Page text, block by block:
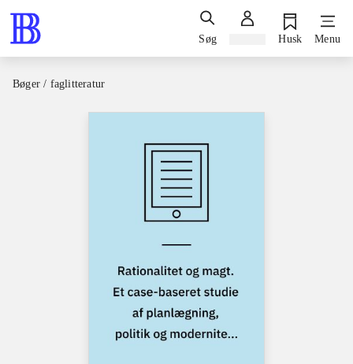
Søg Husk Menu
Bøger / faglitteratur